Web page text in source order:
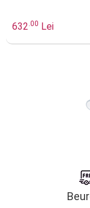
632.00 Lei